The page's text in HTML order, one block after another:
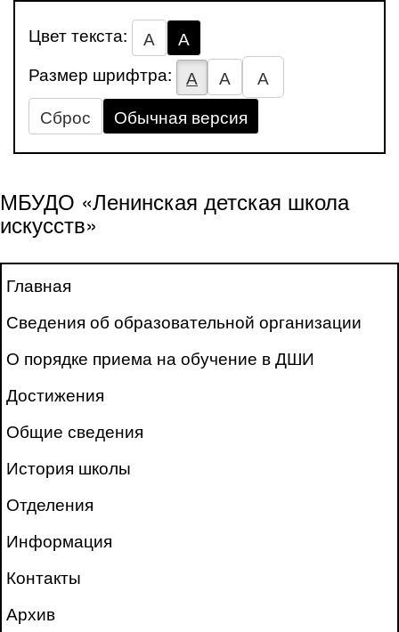
Цвет текста: А
А
Размер шрифтра:
А А
А
Сброс
Обычная версия
МБУДО «Ленинская детская школа
искусств»
Главная
Сведения об образовательной организации
О порядке приема на обучение в ДШИ
Достижения
Общие сведения
История школы
Отделения
Информация
Контакты
Архив